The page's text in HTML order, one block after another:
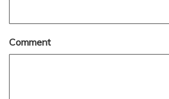
Comment